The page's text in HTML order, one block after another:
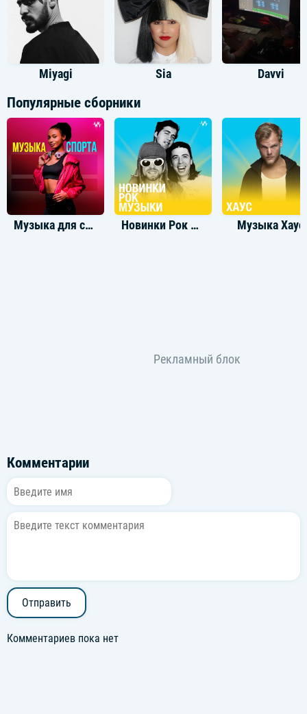
Miyagi Sia Davvi
Популярные сборники
Музыка для спорта Новинки Рок Музыки Музыка Хаус
Комментарии
Отправить
Комментариев пока нет